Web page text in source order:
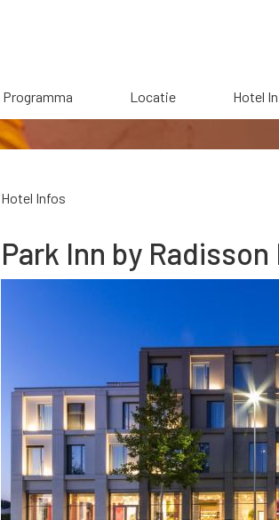
Programma Locatie Hotel
Hotel Infos
Park Inn by